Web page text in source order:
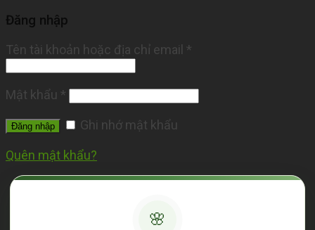
Đăng nhập
Tên tài khoản hoặc địa chỉ email *
Mật khẩu *
Đăng nhập Ghi nhớ mật khẩu
Quên mật khẩu?
🌸